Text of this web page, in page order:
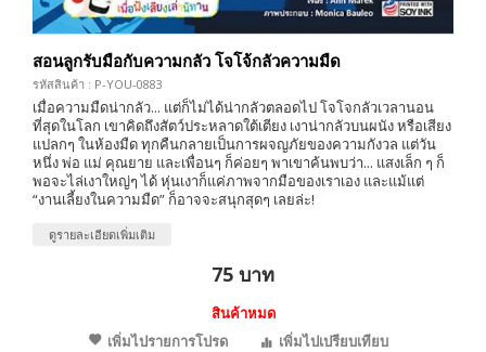
สอนลูกรับมือกับความกลัว โจโจ้กลัวความมืด
รหัสสินค้า : P-YOU-0883
เมื่อความมืดน่ากลัว... แต่ก็ไม่ได้น่ากลัวตลอดไป โจโจกลัวเวลานอน
ที่สุดในโลก เขาคิดถึงสัตว์ประหลาดใต้เตียง เงาน่ากลัวบนผนัง หรือเสียง
แปลกๆ ในห้องมืด ทุกคืนกลายเป็นการผจญภัยของความกังวล แต่วัน
หนึ่ง พ่อ แม่ คุณยาย และเพื่อนๆ ก็ค่อยๆ พาเขาค้นพบว่า... แสงเล็ก ๆ ก็
พอจะไล่เงาใหญ่ๆ ได้ หุ่นเงาก็แค่ภาพจากมือของเราเอง และแม้แต่
“งานเลี้ยงในความมืด” ก็อาจจะสนุกสุดๆ เลยล่ะ!
ดูรายละเอียดเพิ่มเติม
75 บาท
สินค้าหมด
เพิ่มไปรายการโปรด
เพิ่มไปเปรียบเทียบ